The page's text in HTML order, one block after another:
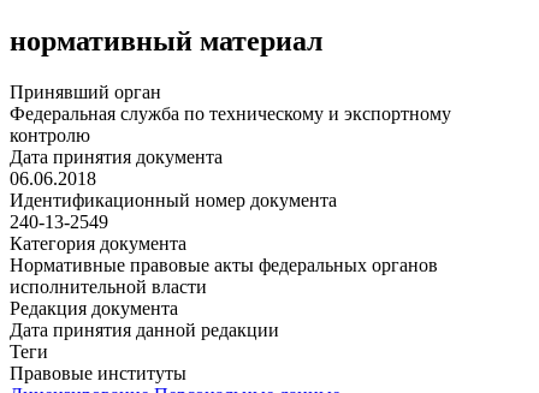
нормативный материал
Принявший орган
Федеральная служба по техническому и экспортному
контролю
Дата принятия документа
06.06.2018
Идентификационный номер документа
240-13-2549
Категория документа
Нормативные правовые акты федеральных органов
исполнительной власти
Редакция документа
Дата принятия данной редакции
Теги
Правовые институты